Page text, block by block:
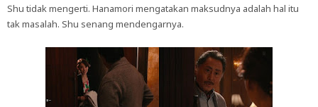
Shu tidak mengerti. Hanamori mengatakan maksudnya adalah hal itu
tak masalah. Shu senang mendengarnya.